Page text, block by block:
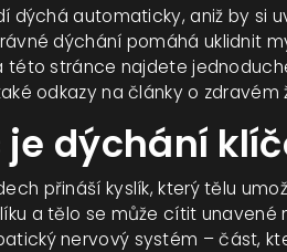
dýchá automaticky, aniž by si
dýchání pomáhá uklidnit
této stránce najdete
odkazy na články o
je dýchání
přináší kyslík, který tělu
a tělo se může cítit
nervový systém – část,